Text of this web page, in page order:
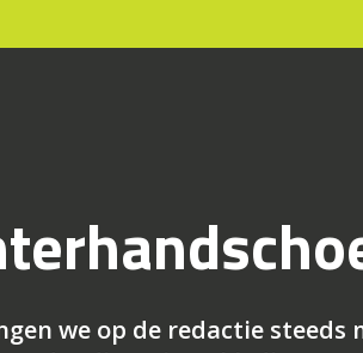
we op de redactie steeds